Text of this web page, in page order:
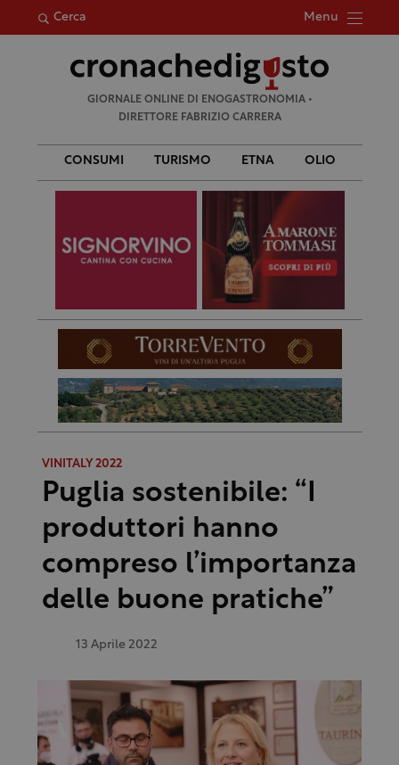
Cerca Menu
per:
GIORNALE ONLINE DI ENOGASTRONOMIA •
DIRETTORE FABRIZIO CARRERA
CONSUMI TURISMO ETNA OLIO
VINITALY 2022
Puglia sostenibile: “I
produttori hanno
compreso l’importanza
delle buone pratiche”
13 Aprile 2022